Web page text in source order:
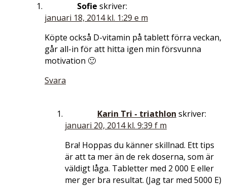
Sofie skriver:
januari 18, 2014 kl. 1:29 e m
Köpte också D-vitamin på tablett förra veckan,
går all-in för att hitta igen min försvunna
motivation 🙂
Svara
Karin Tri - triathlon skriver:
januari 20, 2014 kl. 9:39 f m
Bra! Hoppas du känner skillnad. Ett tips
är att ta mer än de rek doserna, som är
väldigt låga. Tabletter med 2 000 E eller
mer ger bra resultat. (Jag tar med 5000 E)